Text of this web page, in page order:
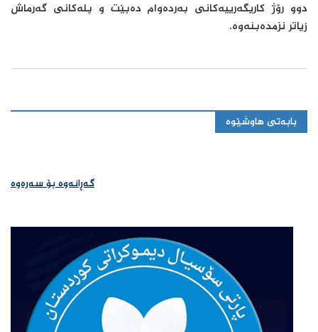
دوو رۆژ كاریگەرییەكانی بەردەوام دەبێت و پلەكانی گەرماش
زیاتر نزمدەبنەوە.
بابەتی هاوشێوە
گەڕانەوە بۆ سەرەوە